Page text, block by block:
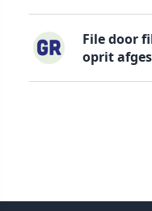
File door
oprit